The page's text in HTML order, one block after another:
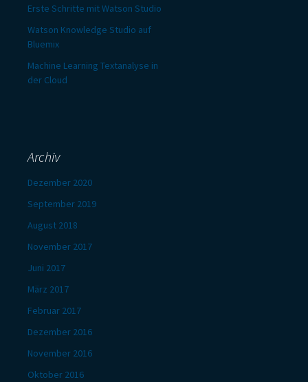
Erste Schritte mit Watson Studio
Watson Knowledge Studio auf
Bluemix
Machine Learning Textanalyse in
der Cloud
Archiv
Dezember 2020
September 2019
August 2018
November 2017
Juni 2017
März 2017
Februar 2017
Dezember 2016
November 2016
Oktober 2016